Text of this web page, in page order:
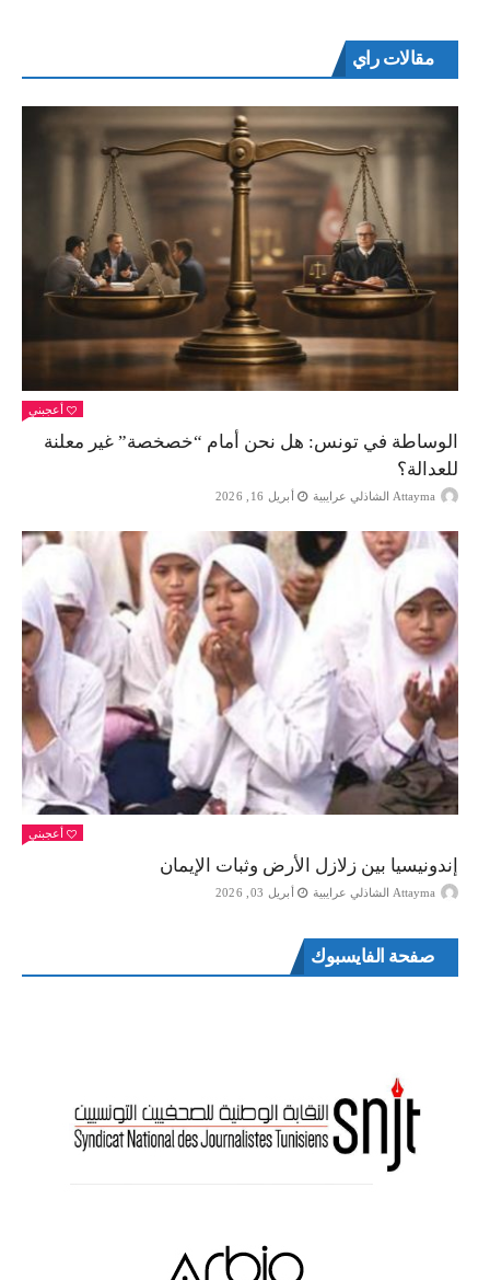
مقالات راي
أعجبني
الوساطة في تونس: هل نحن أمام “خصخصة” غير معلنة
للعدالة؟
Attayma الشاذلي عرايبية أبريل 16, 2026
أعجبني
إندونيسيا بين زلازل الأرض وثبات الإيمان
Attayma الشاذلي عرايبية أبريل 03, 2026
صفحة الفايسبوك